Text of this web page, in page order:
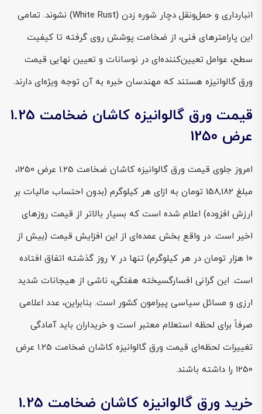
انبارداری و حمل‌ونقل دچار شوره زدن (White Rust) نشوند. تمامی
این پارامترهای فنی، از ضخامت پوشش روی گرفته تا کیفیت
سطح، عوامل تعیین‌کننده‌ای در نوسانات و تعیین نهایی قیمت
ورق گالوانیزه هستند که مهندسان خبره به آن توجه ویژه‌ای دارند.
قیمت ورق گالوانیزه کاشان ضخامت 1.25
عرض 1250
امروز جلوی قیمت ورق گالوانیزه کاشان ضخامت 1.25 عرض 1250،
مبلغ 158,182 تومان به ازای هر کیلوگرم (بدون احتساب مالیات بر
ارزش افزوده) اعلام شده است که بسیار بالاتر از قیمت روزهای
اخیر است. در واقع بخش عمده‌ای از این افزایش قیمت (بیش از
۱۰ هزار تومان در هر کیلوگرم) تنها در ۷ روز گذشته اتفاق افتاده
است. این گرانی افسارگسیخته هفتگی، ناشی از هیجانات شدید
ارزی و مسائل سیاسی پیرامون کشور است. بنابراین، عدد اعلامی
صرفاً برای لحظه استعلام معتبر است و خریداران باید آمادگی
تغییرات لحظه‌ای قیمت ورق گالوانیزه کاشان ضخامت 1.25 عرض
1250 را داشته باشند.
خرید ورق گالوانیزه کاشان ضخامت 1.25